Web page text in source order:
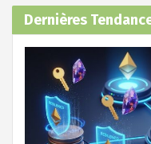
Dernières